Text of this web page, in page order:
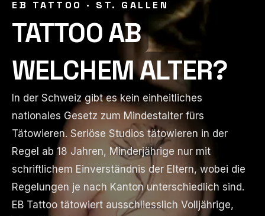
EB TATTOO · ST. GALLEN
TATTOO AB
WELCHEM ALTER?
In der Schweiz gibt es kein einheitliches
nationales Gesetz zum Mindestalter fürs
Tätowieren. Seriöse Studios tätowieren in der
Regel ab 18 Jahren, Minderjährige nur mit
schriftlichem Einverständnis der Eltern, wobei die
Regelungen je nach Kanton unterschiedlich sind.
EB Tattoo tätowiert ausschliesslich Volljährige,
EB TATTOO · ST. GALLEN
TATTOO AB
WELCHEM ALTER?
In der Schweiz gibt es kein einheitliches
nationales Gesetz zum Mindestalter fürs
Tätowieren. Seriöse Studios tätowieren in der
Regel ab 18 Jahren, Minderjährige nur mit
schriftlichem Einverständnis der Eltern, wobei die
Regelungen je nach Kanton unterschiedlich sind.
EB Tattoo tätowiert ausschliesslich Volljährige,